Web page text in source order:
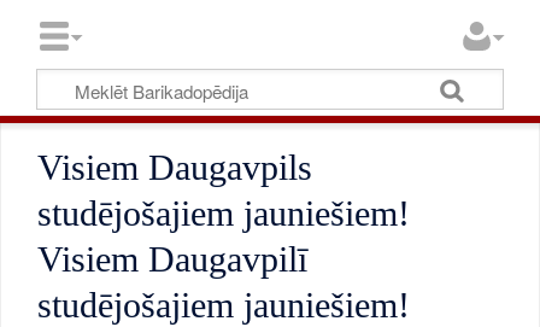
Visiem Daugavpils
studējošajiem jauniešiem!
Visiem Daugavpilī
studējošajiem jauniešiem!